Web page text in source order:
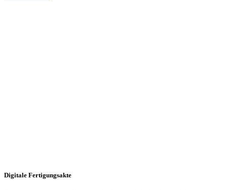
Digitale Fertigungsakte